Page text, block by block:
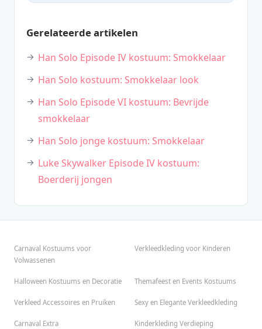
Gerelateerde artikelen
Han Solo Episode IV kostuum: Smokkelaar
Han Solo kostuum: Smokkelaar look
Han Solo Episode VI kostuum: Bevrijde
smokkelaar
Han Solo jonge kostuum: Smokkelaar
Luke Skywalker Episode IV kostuum:
Boerderij jongen
Carnaval Kostuums voor
Volwassenen
Verkleedkleding voor Kinderen
Halloween Kostuums en Decoratie Themafeest en Events Kostuums
Verkleed Accessoires en Pruiken Sexy en Elegante Verkleedkleding
Carnaval Extra Kinderkleding Verdieping